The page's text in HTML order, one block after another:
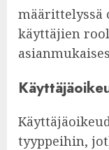
määrittelyssä
käyttäjien
tyyppeihin,